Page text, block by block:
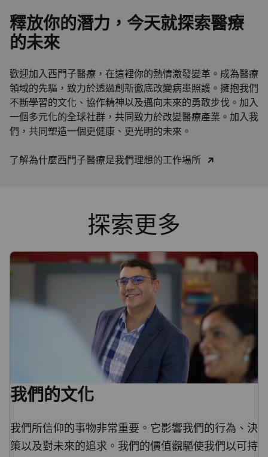
釋放你的潛力，今天就探索醫療
的未來
歡迎加入西門子醫療，在這裡你的熱情激發變革。成為醫療
領域的先驅，致力於透過創新徹底改變病患照護。擁抱我們
不斷學習的文化、協作精神以及邁向未來的勇敢步伐。加入
一個多元化的全球社群，共同致力於改變醫療產業。加入我
們，共同塑造一個更健康、更光明的未來。
了解為什麼西門子醫療是我們理想的工作場所
探索更多
我們的文化
我們所信仰的事物非常重要。它影響我們的行為、決
策以及對未來的追求。我們的價值觀驅使我們以可持